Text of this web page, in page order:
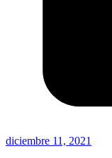
diciembre 11, 2021